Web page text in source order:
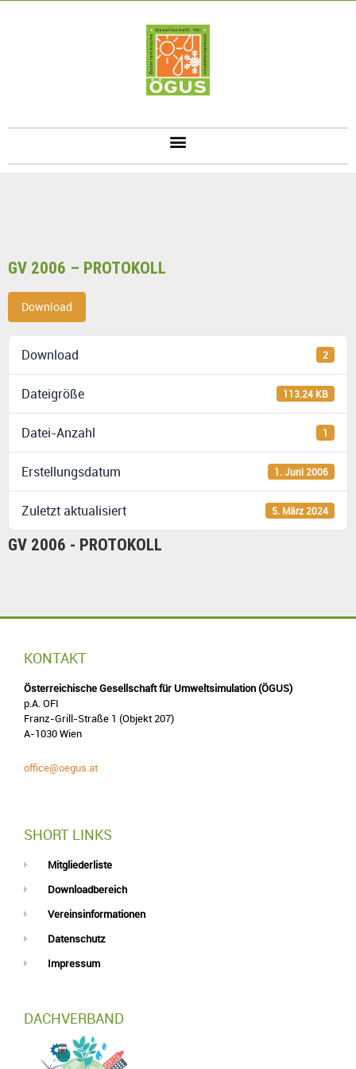
GV 2006 – PROTOKOLL
Download
Download 2
Dateigröße 113.24 KB
Datei-Anzahl 1
Erstellungsdatum 1. Juni 2006
Zuletzt aktualisiert 5. März 2024
GV 2006 - PROTOKOLL
KONTAKT
Österreichische Gesellschaft für Umweltsimulation (ÖGUS)
p.A. OFI
Franz-Grill-Straße 1 (Objekt 207)
A-1030 Wien
office@oegus.at
SHORT LINKS
Mitgliederliste
Downloadbereich
Vereinsinformationen
Datenschutz
Impressum
DACHVERBAND